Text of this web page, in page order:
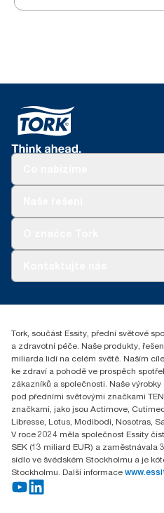
Praha 8, Karlin, Sokolovská
186 00 Česká republika
Tork, součást Essity, přední světové
a zdravotní péče. Naše produkty,
miliarda lidí na celém světě. Naším
ke zdraví a pohodě ve prospěch
zákazníků a společnosti. Naše
pod předními světovými značkami
značkami, jako jsou Actimove,
Libresse, Lotus, Modibodi, Nosotras,
V roce 2024 měla společnost Essity
SEK (13 miliard EUR) a zaměstnávala
sídlo ve švédském Stockholmu a je
Stockholmu. Další informace